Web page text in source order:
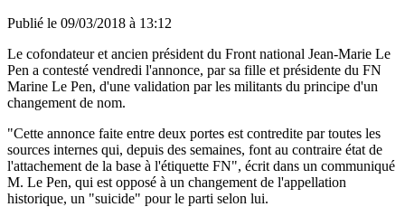
Publié le 09/03/2018 à 13:12
Le cofondateur et ancien président du Front national Jean-Marie Le
Pen a contesté vendredi l'annonce, par sa fille et présidente du FN
Marine Le Pen, d'une validation par les militants du principe d'un
changement de nom.
"Cette annonce faite entre deux portes est contredite par toutes les
sources internes qui, depuis des semaines, font au contraire état de
l'attachement de la base à l'étiquette FN", écrit dans un communiqué
M. Le Pen, qui est opposé à un changement de l'appellation
historique, un "suicide" pour le parti selon lui.